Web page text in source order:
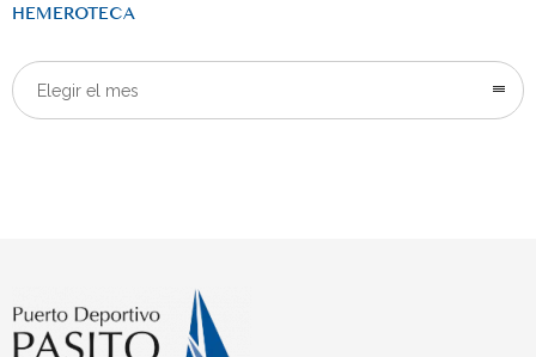
HEMEROTECA
Elegir el mes